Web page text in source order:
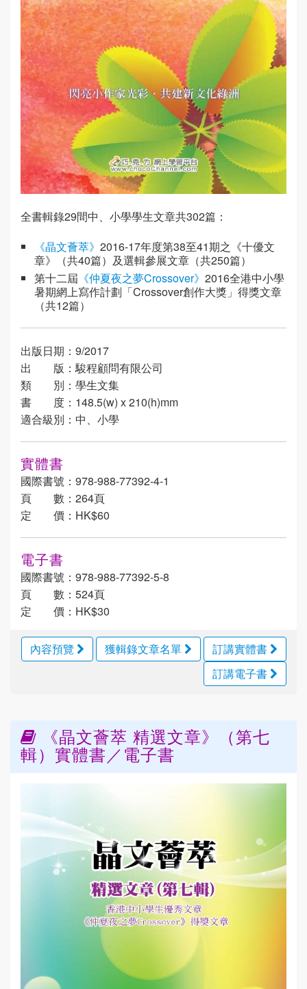
全書輯錄29間中、小學學生文章共302篇：
《晶文薈萃》 2016-17年度第38至41期之《十優文
章》（共40篇）及選輯參展文章（共250篇）
第十二屆 《仲夏夜之夢Crossover》 2016全港中小學
暑期網上寫作計劃「Crossover創作大獎」得獎文章
（共12篇）
出版日期：9/2017
出 版：駿程顧問有限公司
類 別：學生文集
書 度：148.5(w) x 210(h)mm
適合級別：中、小學
實體書
國際書號：978-988-77392-4-1
頁 數：264頁
定 價：HK$60
電子書
國際書號：978-988-77392-5-8
頁 數：524頁
定 價：HK$30
內容預覽 獲輯錄文章名單
訂講實體書
訂講電子書
《晶文薈萃 精選文章》（第七
輯）實體書／電子書